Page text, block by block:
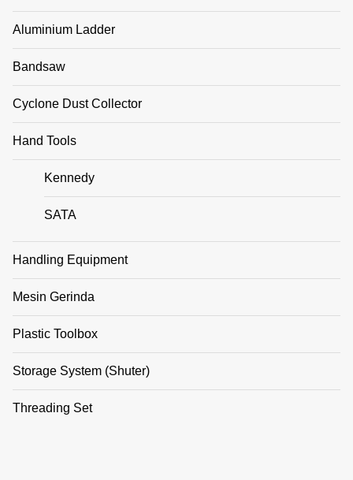
Aluminium Ladder
Bandsaw
Cyclone Dust Collector
Hand Tools
Kennedy
SATA
Handling Equipment
Mesin Gerinda
Plastic Toolbox
Storage System (Shuter)
Threading Set